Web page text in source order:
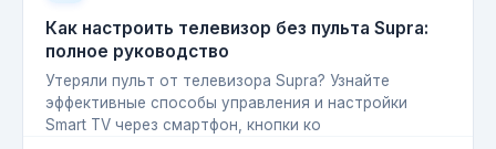
Как настроить телевизор без пульта Supra:
полное руководство
Утеряли пульт от телевизора Supra? Узнайте
эффективные способы управления и настройки
Smart TV через смартфон, кнопки ко